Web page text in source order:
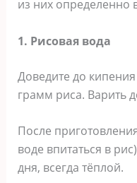
из них определенно
1. Рисовая вода
Доведите до
грамм риса. Варить
После
воде впитаться в
дня, всегда тёплой.